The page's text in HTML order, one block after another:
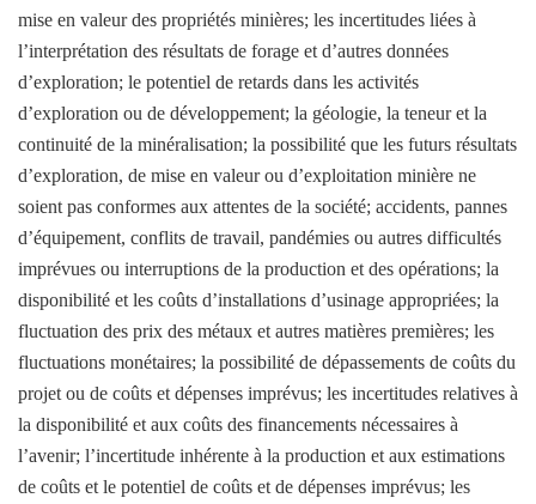
mise en valeur des propriétés minières; les incertitudes liées à
l’interprétation des résultats de forage et d’autres données
d’exploration; le potentiel de retards dans les activités
d’exploration ou de développement; la géologie, la teneur et la
continuité de la minéralisation; la possibilité que les futurs résultats
d’exploration, de mise en valeur ou d’exploitation minière ne
soient pas conformes aux attentes de la société; accidents, pannes
d’équipement, conflits de travail, pandémies ou autres difficultés
imprévues ou interruptions de la production et des opérations; la
disponibilité et les coûts d’installations d’usinage appropriées; la
fluctuation des prix des métaux et autres matières premières; les
fluctuations monétaires; la possibilité de dépassements de coûts du
projet ou de coûts et dépenses imprévus; les incertitudes relatives à
la disponibilité et aux coûts des financements nécessaires à
l’avenir; l’incertitude inhérente à la production et aux estimations
de coûts et le potentiel de coûts et de dépenses imprévus; les